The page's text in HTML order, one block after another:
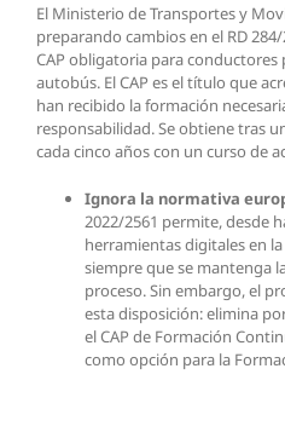
El Ministerio de Transportes y
preparando cambios en el RD
CAP obligatoria para conductores
autobús. El CAP es el título que
han recibido la formación
responsabilidad. Se obtiene tras
cada cinco años con un curso de
Ignora la normativa
2022/2561 permite, desde
herramientas digitales en
siempre que se mantenga
proceso. Sin embargo, el
esta disposición: elimina
el CAP de Formación
como opción para la